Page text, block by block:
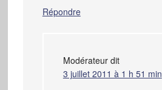
Répondre
Modérateur dit
3 juillet 2011 à 1 h 51 min